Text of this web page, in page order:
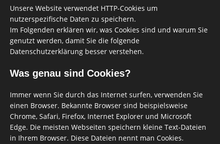
Unsere Website verwendet HTTP-Cookies um
nutzerspezifische Daten zu speichern.
Im Folgenden erklären wir, was Cookies sind und warum Sie
genutzt werden, damit Sie die folgende
Datenschutzerklärung besser verstehen.
Was genau sind Cookies?
Immer wenn Sie durch das Internet surfen, verwenden Sie
einen Browser. Bekannte Browser sind beispielsweise
Chrome, Safari, Firefox, Internet Explorer und Microsoft
Edge. Die meisten Webseiten speichern kleine Text-Dateien
in Ihrem Browser. Diese Dateien nennt man Cookies.